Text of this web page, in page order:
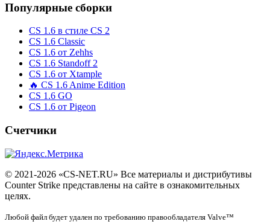
Популярные сборки
CS 1.6 в стиле CS 2
CS 1.6 Classic
CS 1.6 от Zehhs
CS 1.6 Standoff 2
CS 1.6 от Xtample
🔥 CS 1.6 Anime Edition
CS 1.6 GO
CS 1.6 от Pigeon
Счетчики
© 2021-2026 «CS-NET.RU» Все материалы и дистрибутивы
Counter Strike представлены на сайте в ознакомительных
целях.
Любой файл будет удален по требованию правообладателя Valve™